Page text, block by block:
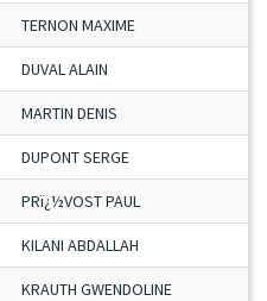
TERNON MAXIME
DUVAL ALAIN
MARTIN DENIS
DUPONT SERGE
PRï¿½VOST PAUL
KILANI ABDALLAH
KRAUTH GWENDOLINE